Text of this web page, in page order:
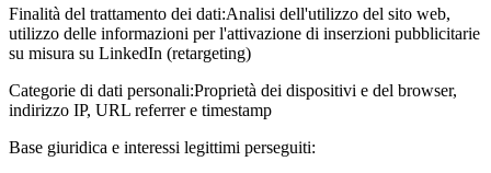
Finalità del trattamento dei dati:Analisi dell'utilizzo del sito web,
utilizzo delle informazioni per l'attivazione di inserzioni pubblicitarie
su misura su LinkedIn (retargeting)
Categorie di dati personali:Proprietà dei dispositivi e del browser,
indirizzo IP, URL referrer e timestamp
Base giuridica e interessi legittimi perseguiti: